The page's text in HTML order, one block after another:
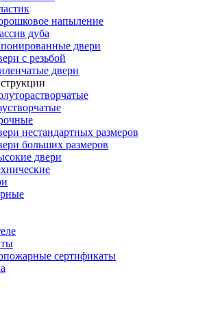
напыление
дуба
двери
с резьбой
двери
нестандартных размеров
больших размеров
двери
сертификаты